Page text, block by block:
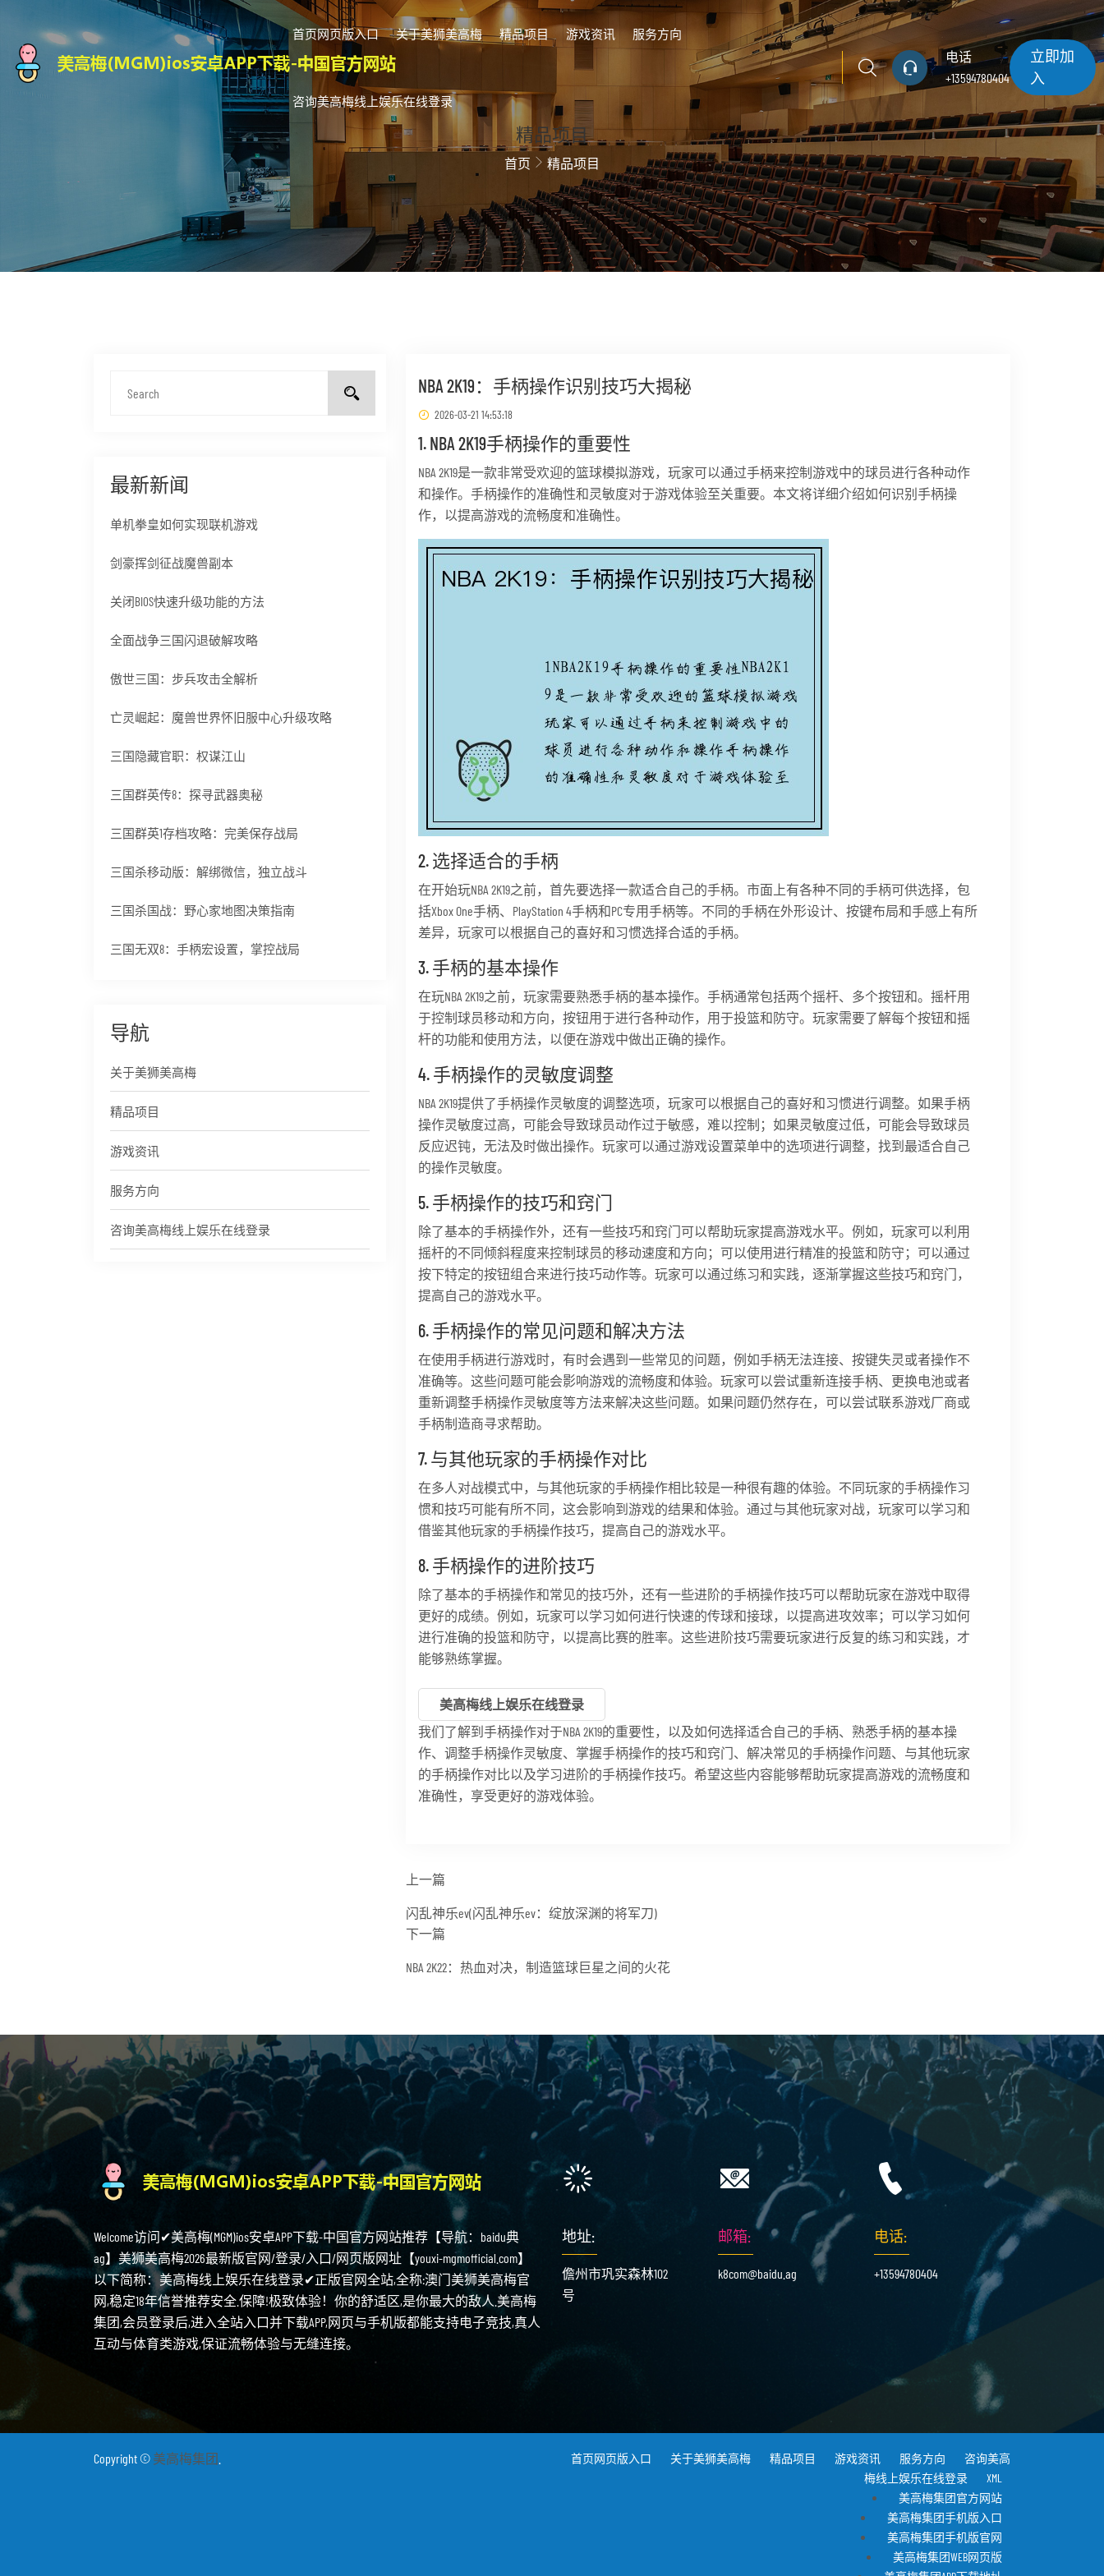
首页网页版入口 关于美狮美高梅 精品项目 游戏资讯 服务方向
咨询美高梅线上娱乐在线登录
电话
+13594780404
立即加
入
精品项目
首页 精品项目
最新新闻
单机拳皇如何实现联机游戏
剑豪挥剑征战魔兽副本
关闭BIOS快速升级功能的方法
全面战争三国闪退破解攻略
傲世三国：步兵攻击全解析
亡灵崛起：魔兽世界怀旧服中心升级攻略
三国隐藏官职：权谋江山
三国群英传8：探寻武器奥秘
三国群英1存档攻略：完美保存战局
三国杀移动版：解绑微信，独立战斗
三国杀国战：野心家地图决策指南
三国无双8：手柄宏设置，掌控战局
导航
关于美狮美高梅
精品项目
游戏资讯
服务方向
咨询美高梅线上娱乐在线登录
NBA 2K19：手柄操作识别技巧大揭秘
2026-03-21 14:53:18
1. NBA 2K19手柄操作的重要性
NBA 2K19是一款非常受欢迎的篮球模拟游戏，玩家可以通过手柄来控制游戏中的球员进行各种动作
和操作。手柄操作的准确性和灵敏度对于游戏体验至关重要。本文将详细介绍如何识别手柄操
作，以提高游戏的流畅度和准确性。
2. 选择适合的手柄
在开始玩NBA 2K19之前，首先要选择一款适合自己的手柄。市面上有各种不同的手柄可供选择，包
括Xbox One手柄、PlayStation 4手柄和PC专用手柄等。不同的手柄在外形设计、按键布局和手感上有所
差异，玩家可以根据自己的喜好和习惯选择合适的手柄。
3. 手柄的基本操作
在玩NBA 2K19之前，玩家需要熟悉手柄的基本操作。手柄通常包括两个摇杆、多个按钮和。摇杆用
于控制球员移动和方向，按钮用于进行各种动作，用于投篮和防守。玩家需要了解每个按钮和摇
杆的功能和使用方法，以便在游戏中做出正确的操作。
4. 手柄操作的灵敏度调整
NBA 2K19提供了手柄操作灵敏度的调整选项，玩家可以根据自己的喜好和习惯进行调整。如果手柄
操作灵敏度过高，可能会导致球员动作过于敏感，难以控制；如果灵敏度过低，可能会导致球员
反应迟钝，无法及时做出操作。玩家可以通过游戏设置菜单中的选项进行调整，找到最适合自己
的操作灵敏度。
5. 手柄操作的技巧和窍门
除了基本的手柄操作外，还有一些技巧和窍门可以帮助玩家提高游戏水平。例如，玩家可以利用
摇杆的不同倾斜程度来控制球员的移动速度和方向；可以使用进行精准的投篮和防守；可以通过
按下特定的按钮组合来进行技巧动作等。玩家可以通过练习和实践，逐渐掌握这些技巧和窍门，
提高自己的游戏水平。
6. 手柄操作的常见问题和解决方法
在使用手柄进行游戏时，有时会遇到一些常见的问题，例如手柄无法连接、按键失灵或者操作不
准确等。这些问题可能会影响游戏的流畅度和体验。玩家可以尝试重新连接手柄、更换电池或者
重新调整手柄操作灵敏度等方法来解决这些问题。如果问题仍然存在，可以尝试联系游戏厂商或
手柄制造商寻求帮助。
7. 与其他玩家的手柄操作对比
在多人对战模式中，与其他玩家的手柄操作相比较是一种很有趣的体验。不同玩家的手柄操作习
惯和技巧可能有所不同，这会影响到游戏的结果和体验。通过与其他玩家对战，玩家可以学习和
借鉴其他玩家的手柄操作技巧，提高自己的游戏水平。
8. 手柄操作的进阶技巧
除了基本的手柄操作和常见的技巧外，还有一些进阶的手柄操作技巧可以帮助玩家在游戏中取得
更好的成绩。例如，玩家可以学习如何进行快速的传球和接球，以提高进攻效率；可以学习如何
进行准确的投篮和防守，以提高比赛的胜率。这些进阶技巧需要玩家进行反复的练习和实践，才
能够熟练掌握。
美高梅线上娱乐在线登录
我们了解到手柄操作对于NBA 2K19的重要性，以及如何选择适合自己的手柄、熟悉手柄的基本操
作、调整手柄操作灵敏度、掌握手柄操作的技巧和窍门、解决常见的手柄操作问题、与其他玩家
的手柄操作对比以及学习进阶的手柄操作技巧。希望这些内容能够帮助玩家提高游戏的流畅度和
准确性，享受更好的游戏体验。
上一篇
闪乱神乐ev(闪乱神乐ev：绽放深渊的将军刀)
下一篇
NBA 2K22：热血对决，制造篮球巨星之间的火花
Welcome访问✔美高梅(MGM)ios安卓APP下载-中国官方网站推荐【导航：baidu典
ag】美狮美高梅2026最新版官网/登录/入口/网页版网址【youxi-mgmofficial.com】
以下简称：美高梅线上娱乐在线登录✔正版官网全站,全称:澳门美狮美高梅官
网,稳定18年信誉推荐安全.保障!极致体验！你的舒适区,是你最大的敌人.美高梅
集团,会员登录后,进入全站入口并下载APP,网页与手机版都能支持电子竞技,真人
互动与体育类游戏,保证流畅体验与无缝连接。
地址:
儋州市巩实森林102
号
邮箱:
k8com@baidu.ag
电话:
+13594780404
Copyright © 美高梅集团 首页网页版入口 关于美狮美高梅 精品项目 游戏资讯 服务方向
咨询美高
梅线上娱乐在线登录
XML
美高梅集团官方网站
美高梅集团手机版入口
美高梅集团手机版官网
美高梅集团WEB网页版